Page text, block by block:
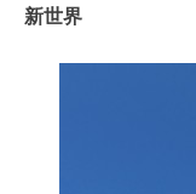
新世界